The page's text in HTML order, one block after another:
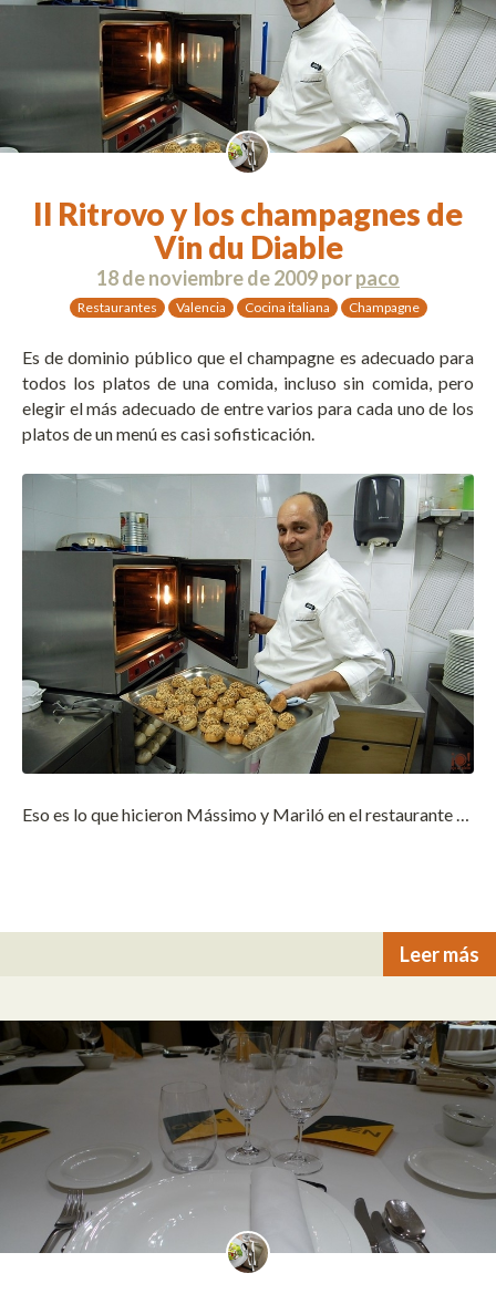
Il Ritrovo y los champagnes de
Vin du Diable
18 de noviembre de 2009porpaco
Restaurantes Valencia Cocina italiana Champagne
Es de dominio público que el champagne es adecuado para
todos los platos de una comida, incluso sin comida, pero
elegir el más adecuado de entre varios para cada uno de los
platos de un menú es casi sofisticación.
Eso es lo que hicieron Mássimo y Mariló en el restaurante …
Leer más